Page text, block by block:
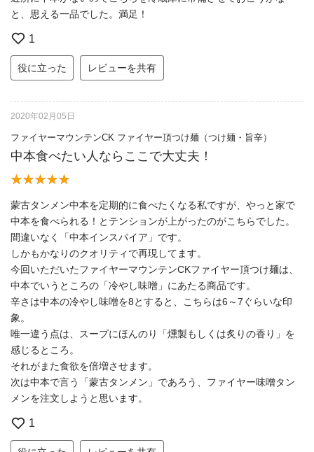
と、思える一品でした。満足！
1
役に立った レビューを共有
2020年02月05日
ファイヤーマウンテンCK ファイヤー頂つけ麺（つけ麺・旨辛）
中本食べたい人ならここで大丈夫！
蒙古タンメン中本を定期的に食べたくなる私ですが、やっと家で
中本を食べられる！とテンションが上がったのがこちらでした。
間違いなく「中本インスパイア」です。
しかもかなりのクオリティで再現してます。
今回いただいたファイヤーマウンテンCKファイヤー頂つけ麺は、
中本でいうところの「冷やし味噌」にあたる商品です。
辛さは中本の冷やし味噌を8とすると、こちらは6～7ぐらいな印
象。
唯一違う点は、スープにほんのり「燻製もしくは炙りの香り」を
感じるところ。
それがまた食欲を倍増させます。
次は中本で言う「蒙古タンメン」であろう、ファイヤー味噌タン
メンを注文しようと思います。
1